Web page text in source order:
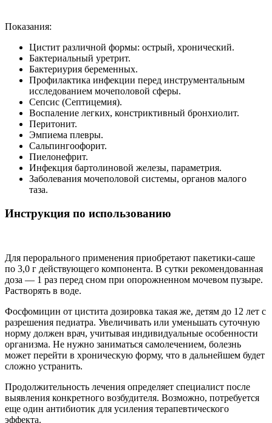
Показания:
Цистит различной формы: острый, хронический.
Бактериальный уретрит.
Бактериурия беременных.
Профилактика инфекции перед инструментальным
исследованием мочеполовой сферы.
Сепсис (Септицемия).
Воспаление легких, констриктивный бронхиолит.
Перитонит.
Эмпиема плевры.
Сальпингоофорит.
Пиелонефрит.
Инфекция бартолиновой железы, параметрия.
Заболевания мочеполовой системы, органов малого
таза.
Инструкция по использованию
Для перорального применения приобретают пакетики-саше
по 3,0 г действующего компонента. В сутки рекомендованная
доза — 1 раз перед сном при опорожненном мочевом пузыре.
Растворять в воде.
Фосфомицин от цистита дозировка такая же, детям до 12 лет с
разрешения педиатра. Увеличивать или уменьшать суточную
норму должен врач, учитывая индивидуальные особенности
организма. Не нужно заниматься самолечением, болезнь
может перейти в хроническую форму, что в дальнейшем будет
сложно устранить.
Продолжительность лечения определяет специалист после
выявления конкретного возбудителя. Возможно, потребуется
еще один антибиотик для усиления терапевтического
эффекта.